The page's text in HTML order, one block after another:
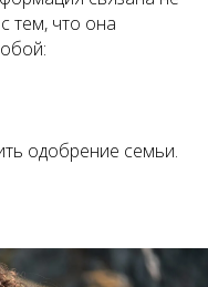
тем, что она
одобрение семьи.